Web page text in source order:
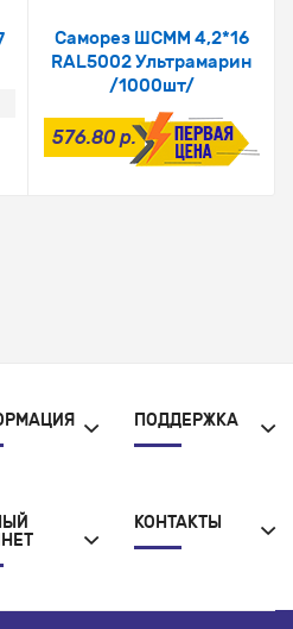
Саморез ШСММ 4,2*16
RAL5002 Ультрамарин
/1000шт/
576.80 р.
ПОДДЕРЖКА
КОНТАКТЫ